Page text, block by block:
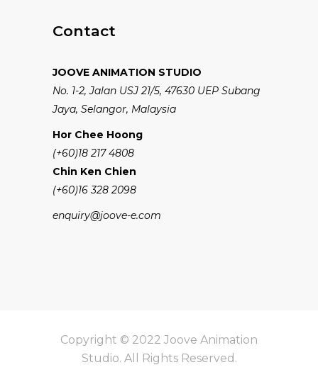
Contact
JOOVE ANIMATION STUDIO
No. 1-2, Jalan USJ 21/5, 47630 UEP Subang
Jaya, Selangor, Malaysia
Hor Chee Hoong
(+60)18 217 4808
Chin Ken Chien
(+60)16 328 2098
enquiry@joove-e.com
Copyright © 2022 Joove Animation
Studio. All Rights Reserved.